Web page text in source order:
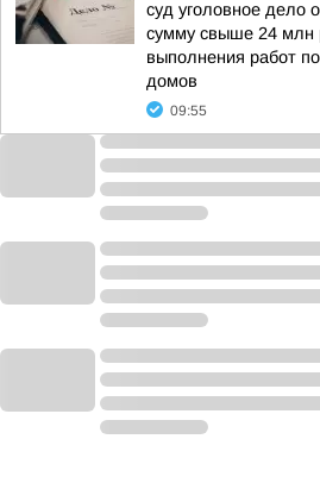
суд уголовное дело
сумму свыше 24 млн
выполнения работ
домов
09:55